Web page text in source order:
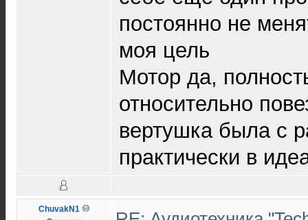
постоянно не
моя цель
Мотор да,
относительно
вертушка была с
практически в
ChuvakN1